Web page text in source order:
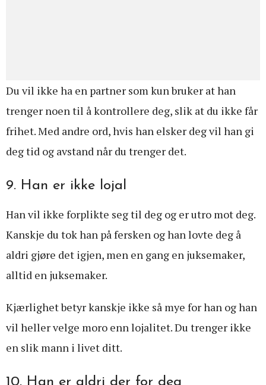
Du vil ikke ha en partner som kun bruker at han
trenger noen til å kontrollere deg, slik at du ikke får
frihet. Med andre ord, hvis han elsker deg vil han gi
deg tid og avstand når du trenger det.
9. Han er ikke lojal
Han vil ikke forplikte seg til deg og er utro mot deg.
Kanskje du tok han på fersken og han lovte deg å
aldri gjøre det igjen, men en gang en juksemaker,
alltid en juksemaker.
Kjærlighet betyr kanskje ikke så mye for han og han
vil heller velge moro enn lojalitet. Du trenger ikke
en slik mann i livet ditt.
10. Han er aldri der for deg